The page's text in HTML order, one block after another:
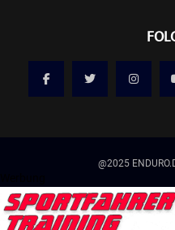
@2025
Kontakt
Allgemeine